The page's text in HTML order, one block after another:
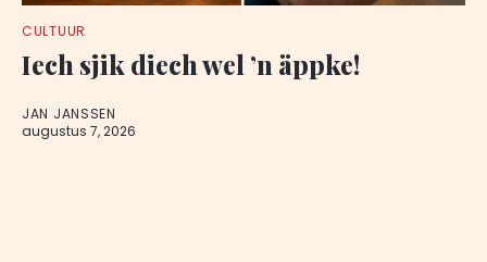
CULTUUR
Iech sjik diech wel ’n äppke!
JAN JANSSEN
augustus 7, 2026